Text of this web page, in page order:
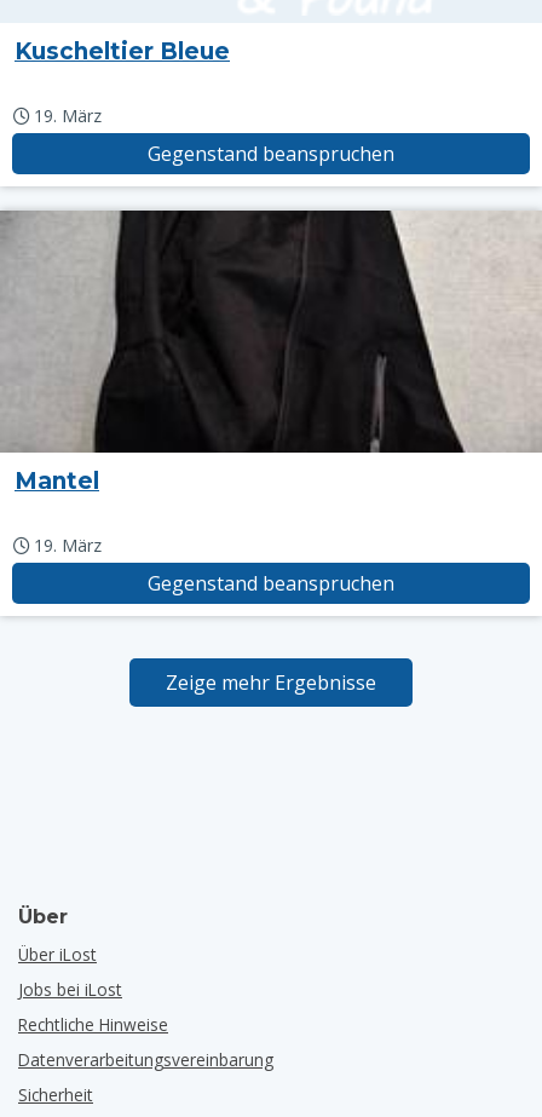
Kuscheltier Bleue
19. März
Gegenstand beanspruchen
Mantel
19. März
Gegenstand beanspruchen
Zeige mehr Ergebnisse
Über
Über iLost
Jobs bei iLost
Rechtliche Hinweise
Datenverarbeitungsvereinbarung
Sicherheit